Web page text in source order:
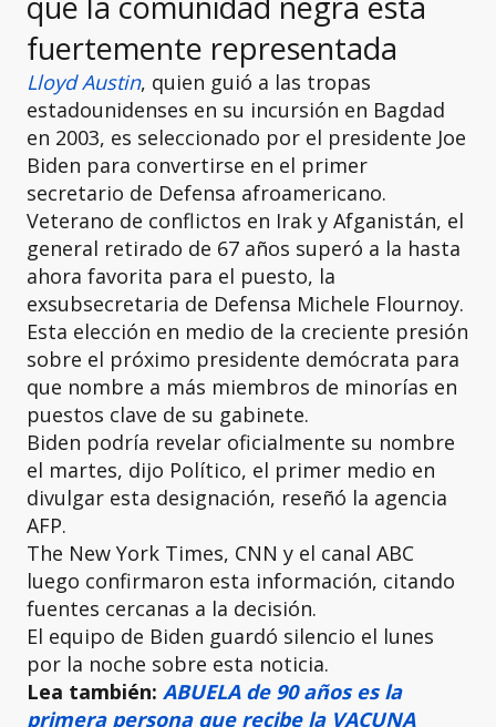
fuertemente representada
Lloyd Austin, quien guió a las tropas
estadounidenses en su incursión en Bagdad
en 2003, es seleccionado por el presidente Joe
Biden para convertirse en el primer
secretario de Defensa afroamericano.
Veterano de conflictos en Irak y Afganistán, el
general retirado de 67 años superó a la hasta
ahora favorita para el puesto, la
exsubsecretaria de Defensa Michele Flournoy.
Esta elección en medio de la creciente presión
sobre el próximo presidente demócrata para
que nombre a más miembros de minorías en
puestos clave de su gabinete.
Biden podría revelar oficialmente su nombre
el martes, dijo Político, el primer medio en
divulgar esta designación, reseñó la agencia
AFP.
The New York Times, CNN y el canal ABC
luego confirmaron esta información, citando
fuentes cercanas a la decisión.
El equipo de Biden guardó silencio el lunes
por la noche sobre esta noticia.
Lea también: ABUELA de 90 años es la
primera persona que recibe la VACUNA